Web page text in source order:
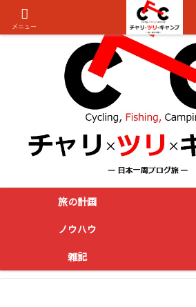
旅の計画
ノウハウ
雑記
メニュー